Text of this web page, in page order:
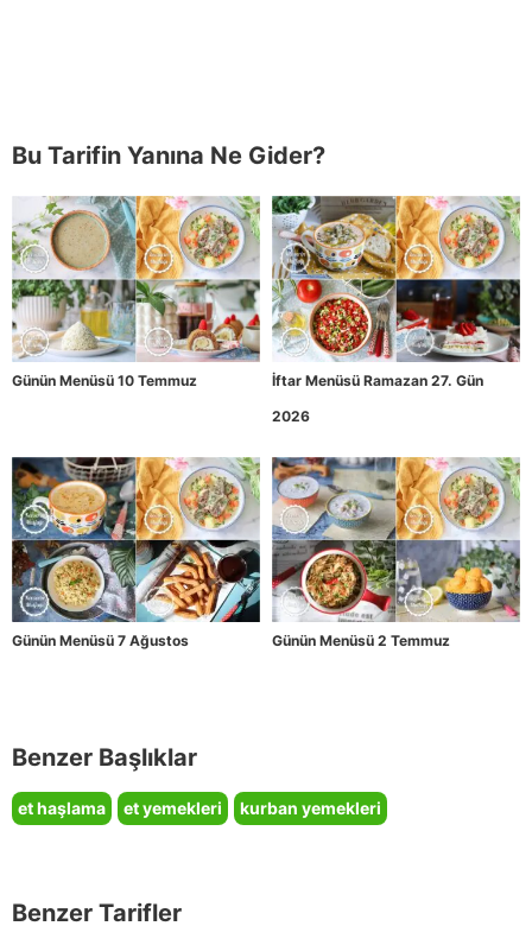
Bu Tarifin Yanına Ne Gider?
Günün Menüsü 10 Temmuz
İftar Menüsü Ramazan 27. Gün
2026
Günün Menüsü 7 Ağustos Günün Menüsü 2 Temmuz
Benzer Başlıklar
et haşlama et yemekleri kurban yemekleri
Benzer Tarifler